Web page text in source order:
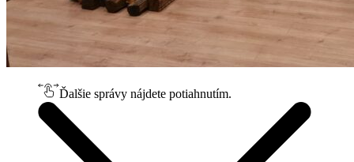
Ďalšie správy nájdete potiahnutím.